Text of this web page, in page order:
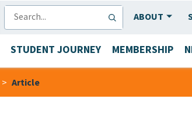
ABOUT
STUDENT JOURNEY MEMBERSHIP
> Article